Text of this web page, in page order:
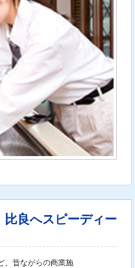
良へスピーディー
、昔ながらの商業施